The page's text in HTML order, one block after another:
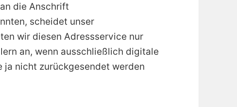
die Anschrift
scheidet unser
wir diesen Adressservice nur
an, wenn ausschließlich digitale
ja nicht zurückgesendet werden